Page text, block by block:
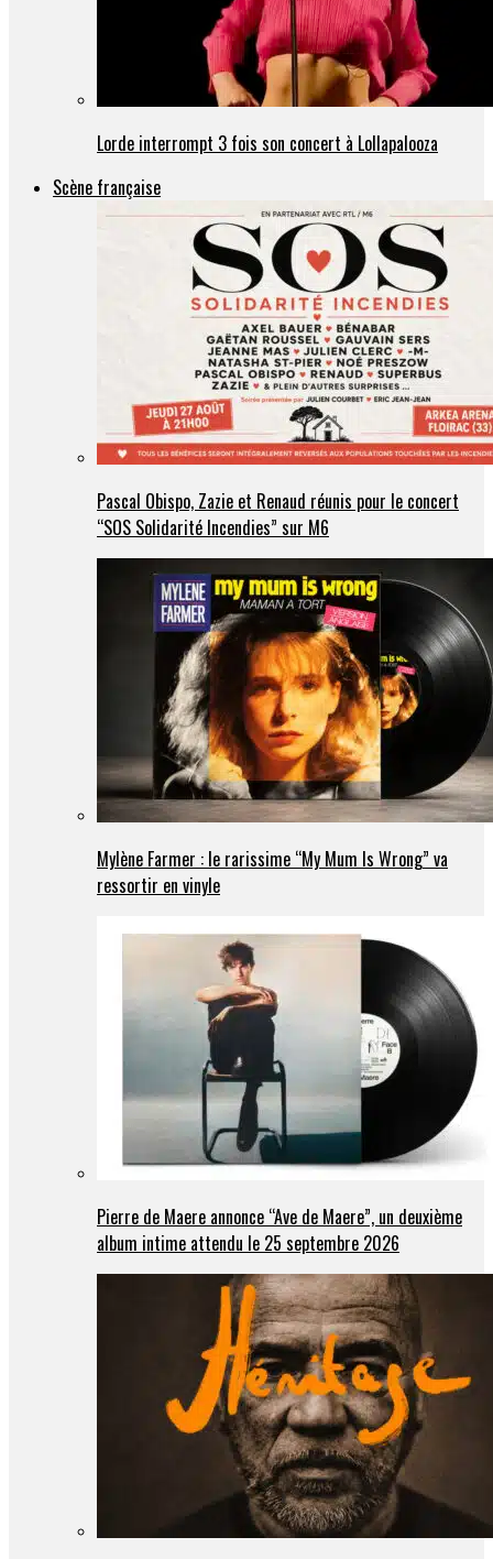
Lorde interrompt 3 fois son concert à Lollapalooza
Scène française
Pascal Obispo, Zazie et Renaud réunis pour le concert
“SOS Solidarité Incendies” sur M6
Mylène Farmer : le rarissime “My Mum Is Wrong” va
ressortir en vinyle
Pierre de Maere annonce “Ave de Maere”, un deuxième
album intime attendu le 25 septembre 2026